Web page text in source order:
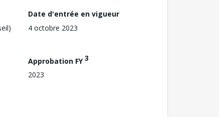
Date d'entrée en vigueur
4 octobre 2023
Approbation FY3
2023